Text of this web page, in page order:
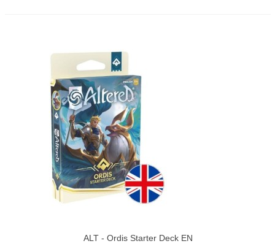
ALT - Ordis Starter Deck EN